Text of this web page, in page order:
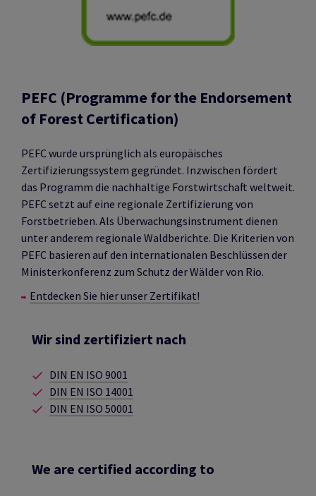
PEFC (Programme for the Endorsement
of Forest Certification)
PEFC wurde ursprünglich als europäisches
Zertifizierungssystem gegründet. Inzwischen fördert
das Programm die nachhaltige Forstwirtschaft weltweit.
PEFC setzt auf eine regionale Zertifizierung von
Forstbetrieben. Als Überwachungsinstrument dienen
unter anderem regionale Waldberichte. Die Kriterien von
PEFC basieren auf den internationalen Beschlüssen der
Ministerkonferenz zum Schutz der Wälder von Rio.
Entdecken Sie hier unser Zertifikat!
Wir sind zertifiziert nach
DIN EN ISO 9001
DIN EN ISO 14001
DIN EN ISO 50001
We are certified according to